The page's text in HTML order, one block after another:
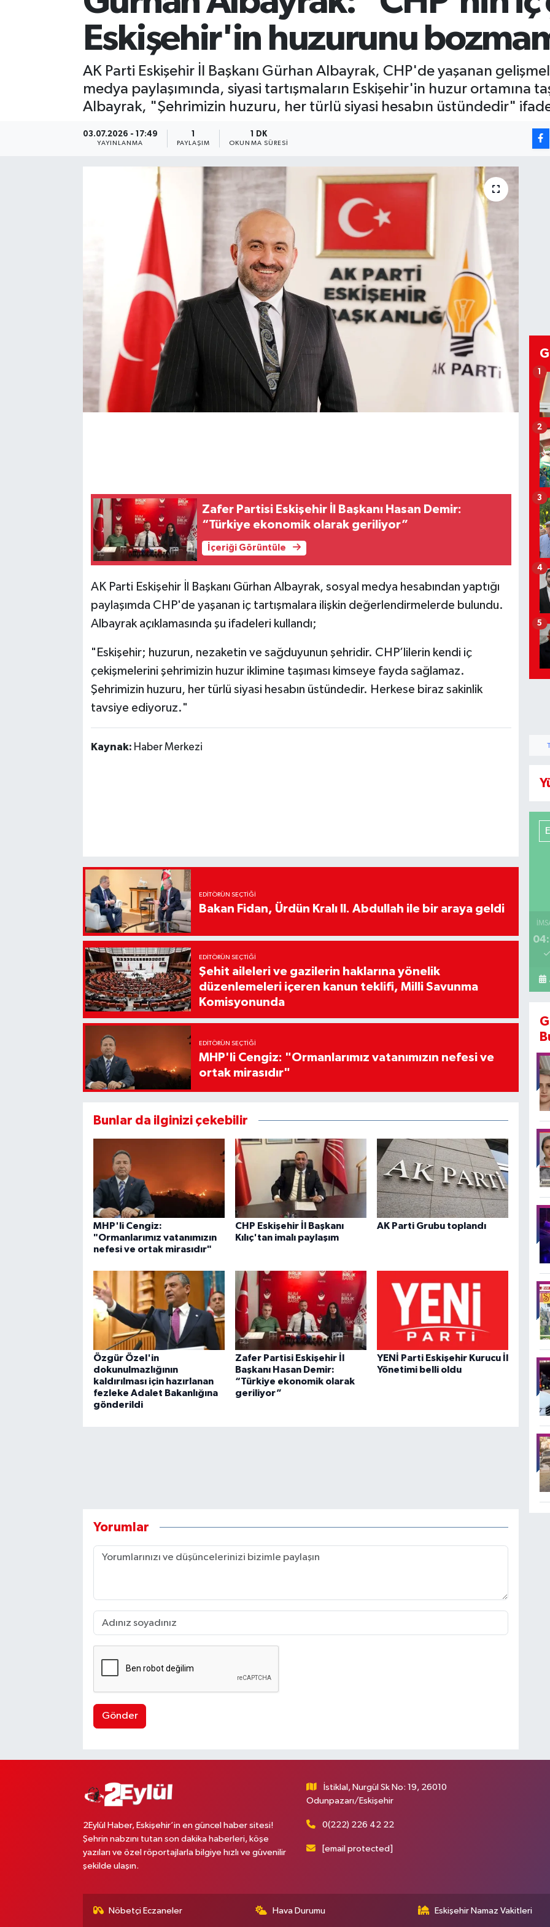
Eskişehir'in huzurunu
AK Parti Eskişehir İl Başkanı Gürhan Albayrak, CHP'de yaşanan
medya paylaşımında, siyasi tartışmaların Eskişehir'in huzur ortamına
Albayrak, "Şehrimizin huzuru, her türlü siyasi hesabın üstündedir"
03.07.2026 - 17:49
YAYINLANMA PAYLAŞIM
1 DK
OKUNMA SÜRESI
Zafer Partisi Eskişehir İl Başkanı Hasan Demir:
“Türkiye ekonomik olarak geriliyor”
İçeriği Görüntüle
AK Parti Eskişehir İl Başkanı Gürhan Albayrak, sosyal medya hesabından yaptığı
paylaşımda CHP'de yaşanan iç tartışmalara ilişkin değerlendirmelerde bulundu.
Albayrak açıklamasında şu ifadeleri kullandı;
"Eskişehir; huzurun, nezaketin ve sağduyunun şehridir. CHP’lilerin kendi iç
çekişmelerini şehrimizin huzur iklimine taşıması kimseye fayda sağlamaz.
Şehrimizin huzuru, her türlü siyasi hesabın üstündedir. Herkese biraz sakinlik
tavsiye ediyoruz."
Kaynak: Haber Merkezi
EDITÖRÜN SEÇTIĞI
Bakan Fidan, Ürdün Kralı II. Abdullah ile bir araya geldi
EDITÖRÜN SEÇTIĞI
Şehit aileleri ve gazilerin haklarına yönelik
düzenlemeleri içeren kanun teklifi, Milli Savunma
Komisyonunda
EDITÖRÜN SEÇTIĞI
MHP'li Cengiz: "Ormanlarımız vatanımızın nefesi ve
ortak mirasıdır"
Bunlar da ilginizi çekebilir
MHP'li Cengiz:
"Ormanlarımız vatanımızın
nefesi ve ortak mirasıdır"
CHP Eskişehir İl Başkanı
Kılıç'tan imalı paylaşım
AK Parti Grubu toplandı
Özgür Özel'in
dokunulmazlığının
kaldırılması için hazırlanan
fezleke Adalet Bakanlığına
gönderildi
Zafer Partisi Eskişehir İl
Başkanı Hasan Demir:
“Türkiye ekonomik olarak
geriliyor”
YENİ Parti Eskişehir Kurucu İl
Yönetimi belli oldu
Yorumlar
Gönder
1
2
3
4
5
2Eylül Haber, Eskişehir’in en güncel haber sitesi!
Şehrin nabzını tutan son dakika haberleri, köşe
yazıları ve özel röportajlarla bilgiye hızlı ve güvenilir
şekilde ulaşın.
İstiklal, Nurgül Sk No: 19, 26010
Odunpazarı/Eskişehir
0(222) 226 42 22
[email protected]
Nöbetçi Eczaneler Hava Durumu Eskişehir Namaz Vakitleri